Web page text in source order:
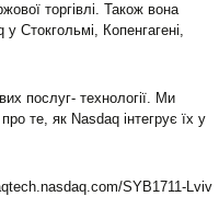
торгівлі. Також вона
Стокгольмі, Копенгагені,
послуг- технології. Ми
те, як Nasdaq інтегрує їх у
SYB1711-Lviv